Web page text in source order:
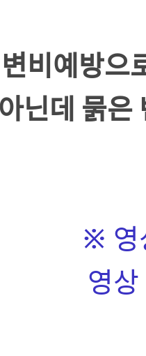
변비예방으
닌데 묽
※ 영
영